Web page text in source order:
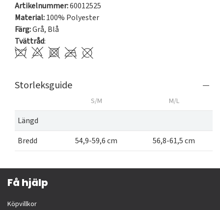
Artikelnummer:60012525
Material:100% Polyester
Färg:Grå, Blå
Tvättråd:
Storleksguide
S/M M/L
Längd
Bredd
54,9-59,6 cm 56,8-61,5 cm
Få hjälp
Köpvillkor